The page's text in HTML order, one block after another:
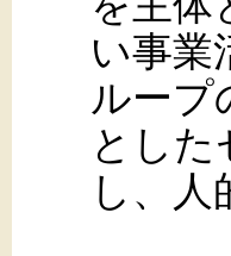
い事業
ループ
とした
し、